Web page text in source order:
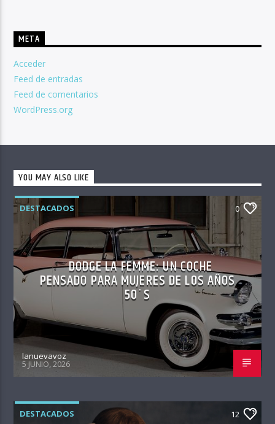
META
Acceder
Feed de entradas
Feed de comentarios
WordPress.org
YOU MAY ALSO LIKE
DESTACADOS 0
DODGE LA FEMME: UN COCHE
PENSADO PARA MUJERES DE LOS AÑOS
50´S
lanuevavoz
5 JUNIO, 2026
DESTACADOS 12